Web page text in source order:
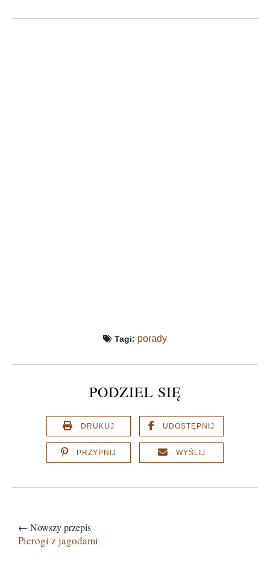
Tagi: porady
PODZIEL SIĘ
DRUKUJ UDOSTĘPNIJ
PRZYPNIJ WYŚLIJ
← Nowszy przepis
Pierogi z jagodami